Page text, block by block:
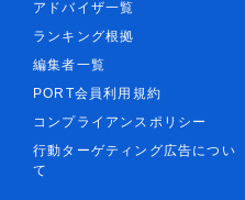
アドバイザ一覧
ランキング根拠
編集者一覧
PORT会員利用規約
コンプライアンスポリシー
行動ターゲティング広告につい
て